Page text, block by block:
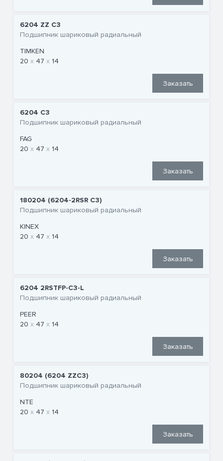
6204 ZZ C3
Подшипник шариковый радиальный
TIMKEN
20
47 14
Заказать
6204 C3
Подшипник шариковый радиальный
FAG
20
47 14
Заказать
180204 (6204-2RSR C3)
Подшипник шариковый радиальный
KINEX
20
47 14
Заказать
6204 2RSTFP-C3-L
Подшипник шариковый радиальный
PEER
20
47 14
Заказать
80204 (6204 ZZC3)
Подшипник шариковый радиальный
NTE
20
47 14
Заказать